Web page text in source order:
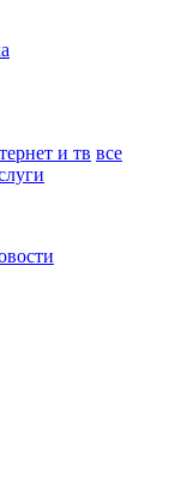
и тв все